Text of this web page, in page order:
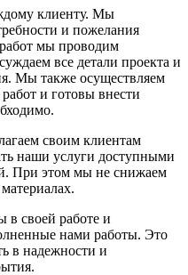
клиенту. Мы
и пожелания
мы проводим
все детали проекта и
Мы также осуществляем
работ и готовы внести
своим клиентам
наши услуги доступными
При этом мы не снижаем
в своей работе и
нами работы. Это
в надежности и